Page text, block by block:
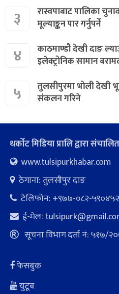
३
रास्वपाबाट पालिका
मूल्याङ्कन पार गर्नुपर्ने
४
काठमाण्डौ देखी दाङ
इलेक्ट्रोनिक सामान
५
तुलसीपुरमा भोली देखी
संकलन गरिने
थर्कोट मिडिया प्रालि द्वारा संचालित
www.tulsipurkhabar.com
ठेगाना: तुलसीपुर दाङ
टेलिफोन: +९७७-०८२-
ई-मेल:
सूचना विभाग दर्ता नं: ५१७/
फेसबुक
युटूब